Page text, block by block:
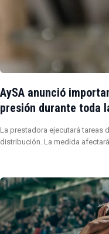
AySA anunció
presión durante toda
La prestadora ejecutará tareas
distribución. La medida